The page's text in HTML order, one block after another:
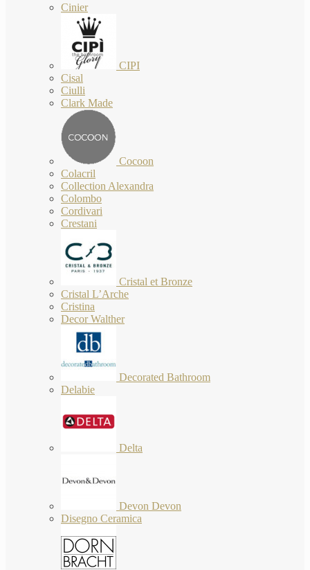
Cinier
CIPI
Cisal
Ciulli
Clark Made
Cocoon
Colacril
Collection Alexandra
Colombo
Cordivari
Crestani
Cristal et Bronze
Cristal L’Arche
Cristina
Decor Walther
Decorated Bathroom
Delabie
Delta
Devon Devon
Disegno Ceramica